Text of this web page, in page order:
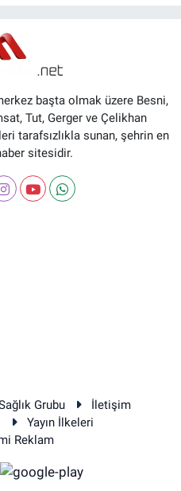
başta olmak üzere Besni,
Tut, Gerger ve Çelikhan
tarafsızlıkla sunan, şehrin en
sitesidir.
Grubu
İletişim
Yayın İlkeleri
Reklam